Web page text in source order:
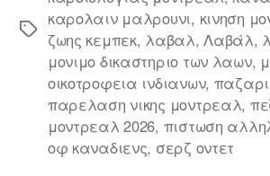
Ετικέτες
καρολαιν μαλρουνι, κινηση
ζωης κεμπεκ, λαβαλ,Λαβάλ,
μονιμο δικαστηριο των λαων,
οικοτροφεια ινδιανων,
παρελαση νικης μοντρεαλ,
μοντρεαλ 2026, πιστωση
οφ καναδιενς, σερζ οντετ